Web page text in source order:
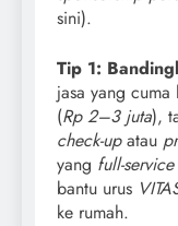
sini).
Tip 1:
jasa yang cuma
(Rp 2–3 juta),
check-upatau
yang full-service
bantu urus
ke rumah.